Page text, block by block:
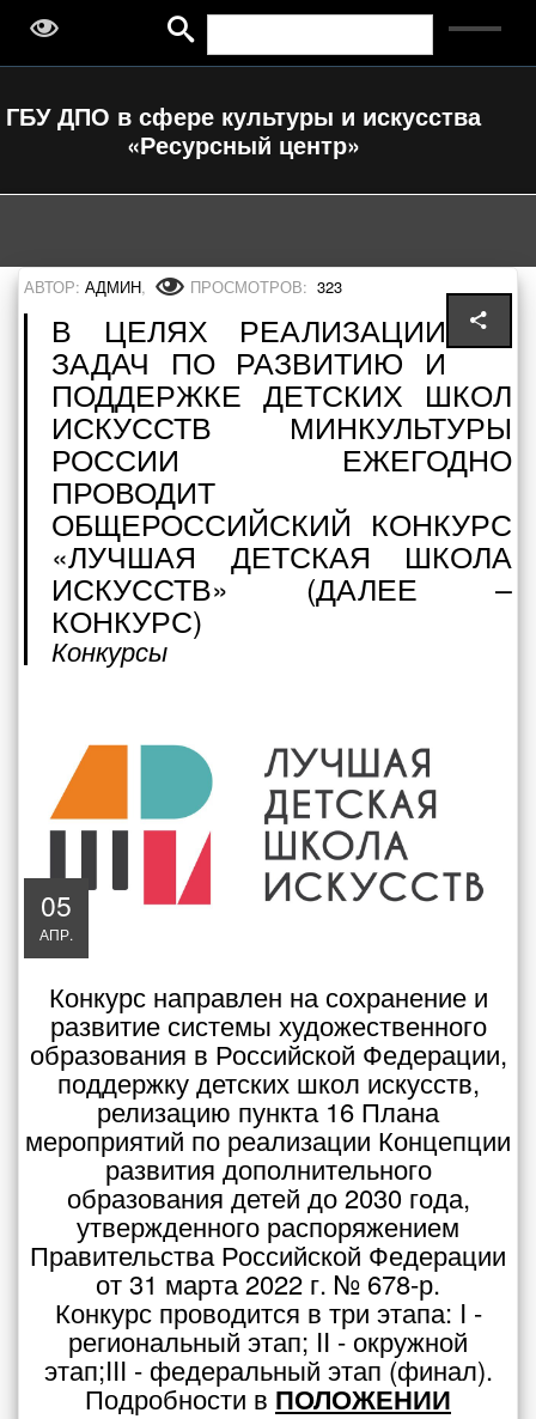
ГБУ ДПО в сфере культуры и искусства
«Ресурсный центр»
АВТОР: АДМИН, ПРОСМОТРОВ: 323
В ЦЕЛЯХ РЕАЛИЗАЦИИ
ЗАДАЧ ПО РАЗВИТИЮ И
ПОДДЕРЖКЕ ДЕТСКИХ ШКОЛ
ИСКУССТВ МИНКУЛЬТУРЫ
РОССИИ ЕЖЕГОДНО
ПРОВОДИТ
ОБЩЕРОССИЙСКИЙ КОНКУРС
«ЛУЧШАЯ ДЕТСКАЯ ШКОЛА
ИСКУССТВ» (ДАЛЕЕ –
КОНКУРС)
Конкурсы
05
АПР.
Конкурс направлен на сохранение и
развитие системы художественного
образования в Российской Федерации,
поддержку детских школ искусств,
релизацию пункта 16 Плана
мероприятий по реализации Концепции
развития дополнительного
образования детей до 2030 года,
утвержденного распоряжением
Правительства Российской Федерации
от 31 марта 2022 г. № 678-р.
Конкурс проводится в три этапа: I -
региональный этап; II - окружной
этап;III - федеральный этап (финал).
Подробности в ПОЛОЖЕНИИ